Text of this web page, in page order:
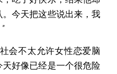
今天把这些说出来，我
会不太允许女性恋爱脑
好像已经是一个很危险